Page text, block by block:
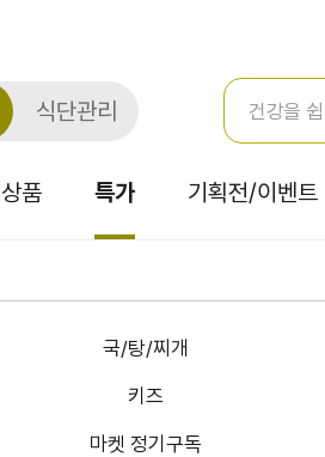
식단관리
품 특가 기획전/이벤트
국/탕/찌개
키즈
마켓 정기구독